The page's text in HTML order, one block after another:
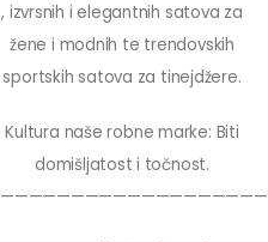
, izvrsnih i elegantnih satova za
žene i modnih te trendovskih
sportskih satova za tinejdžere.
Kultura naše robne marke: Biti
domišljatost i točnost.